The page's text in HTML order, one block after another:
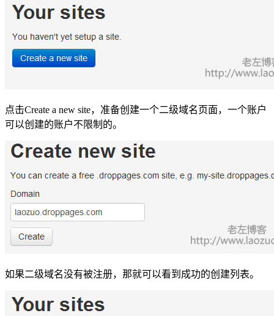
点击Create a new site，准备创建一个二级域名页面，一个账户
可以创建的账户不限制的。
如果二级域名没有被注册，那就可以看到成功的创建列表。